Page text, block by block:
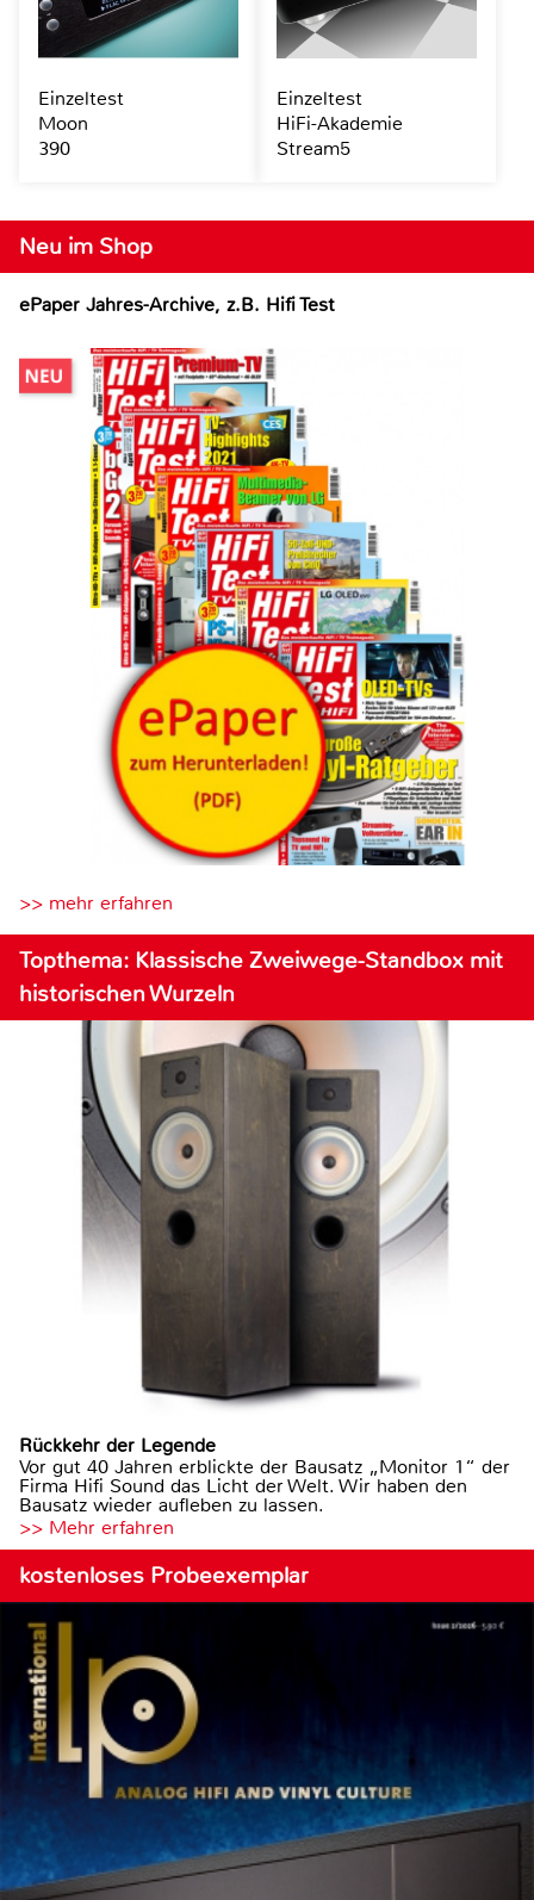
Neu im Shop
ePaper Jahres-Archive, z.B. Hifi Test
>> mehr erfahren
Topthema: Klassische Zweiwege-Standbox mit
historischen Wurzeln
Rückkehr der Legende
Vor gut 40 Jahren erblickte der Bausatz „Monitor 1“ der
Firma Hifi Sound das Licht der Welt. Wir haben den
Bausatz wieder aufleben zu lassen.
>> Mehr erfahren
kostenloses Probeexemplar
Einzeltest
Moon
390
Einzeltest
HiFi-Akademie
Stream5